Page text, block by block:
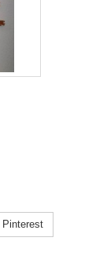
Pinterest